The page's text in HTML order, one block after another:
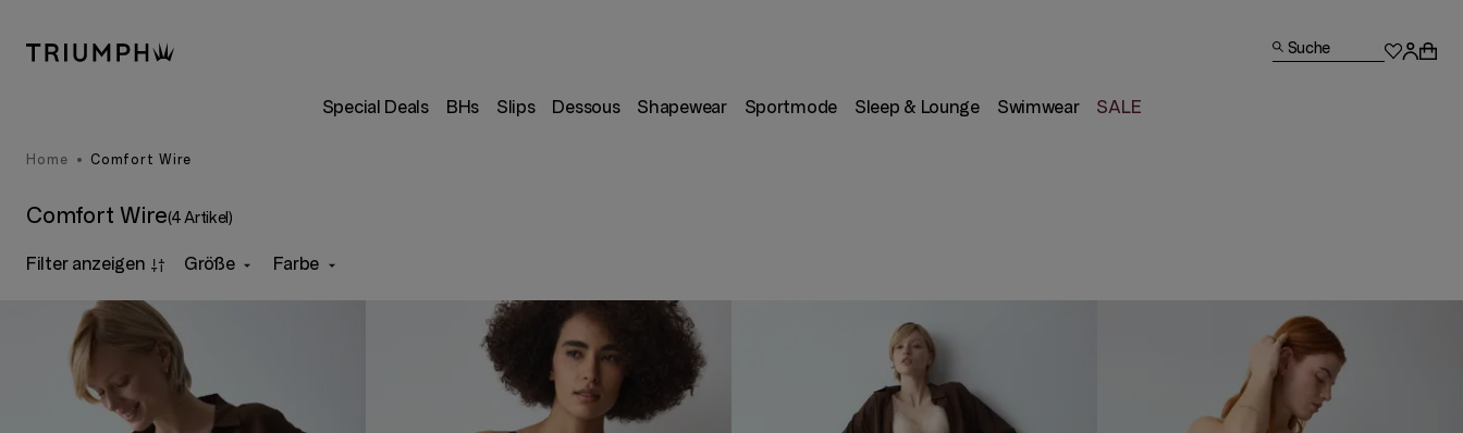
Special Deals BHs Slips Dessous Shapewear Sportmode Sleep & Lounge Swimwear SALE
Suche
Home Comfort Wire
Comfort Wire(4 Artikel)
Filter anzeigen Größe Farbe